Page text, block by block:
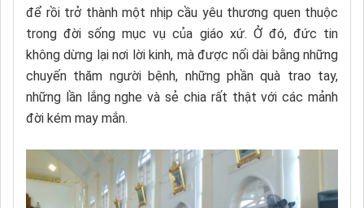
để rồi trở thành một nhịp cầu yêu thương quen thuộc
trong đời sống mục vụ của giáo xứ. Ở đó, đức tin
không dừng lại nơi lời kinh, mà được nối dài bằng những
chuyến thăm người bệnh, những phần quà trao tay,
những lần lắng nghe và sẻ chia rất thật với các mảnh
đời kém may mắn.